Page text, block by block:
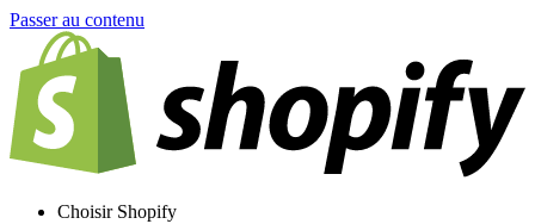
Passer au contenu
Choisir Shopify